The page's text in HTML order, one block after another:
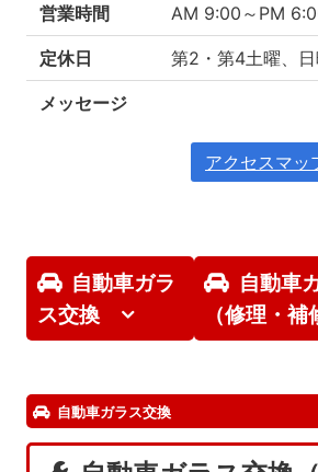
営業時間 AM 9:00～PM
定休日 第2・第4土曜、
メッセージ
アクセスマッ
自動車ガラ
ス交換
自動車
（修理・
自動車ガラス交換